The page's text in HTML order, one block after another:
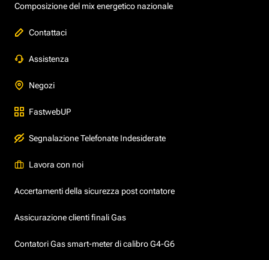
Composizione del mix energetico nazionale
Contattaci
Assistenza
Negozi
FastwebUP
Segnalazione Telefonate Indesiderate
Lavora con noi
Accertamenti della sicurezza post contatore
Assicurazione clienti finali Gas
Contatori Gas smart-meter di calibro G4-G6